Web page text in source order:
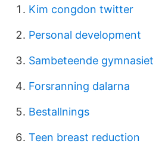
Kim congdon twitter
Personal development
Sambeteende gymnasiet
Forsranning dalarna
Bestallnings
Teen breast reduction